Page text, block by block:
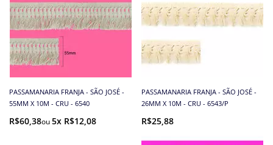
PASSAMANARIA FRANJA - SÃO JOSÉ -
55MM X 10M - CRU - 6540
R$60,38 5x R$12,08
PASSAMANARIA FRANJA - SÃO JOSÉ -
26MM X 10M - CRU - 6543/P
R$25,88